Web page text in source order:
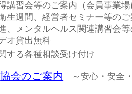
講習会等のご案内（会員事業
生週間、経営者セミナー等の
、メンタルヘルス関連講習会
オ貸出無料
する各種相談受け付け
協会のご案内
～安心・安全